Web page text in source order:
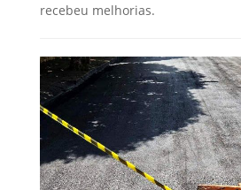
recebeu melhorias.